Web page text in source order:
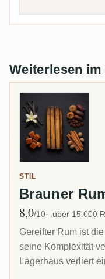
Weiterlesen
STIL
Brauner
Ø Bewertung
8,0/10 über 15.000
Gereifter Rum ist
seine Komplexität
Lagerhaus verliert